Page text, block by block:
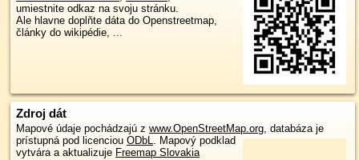
umiestnite odkaz na svoju stránku.
Ale hlavne doplňte dáta do Openstreetmap,
články do wikipédie, ...
Zdroj dát
Mapové údaje pochádzajú z www.OpenStreetMap.org, databáza je
prístupná pod licenciou ODbL. Mapový podklad
vytvára a aktualizuje Freemap Slovakia